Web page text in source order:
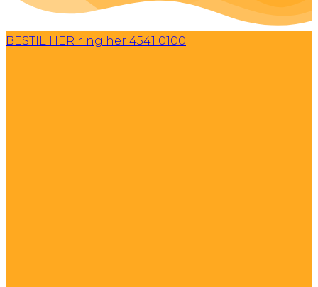
BESTIL HER ring her 4541 0100